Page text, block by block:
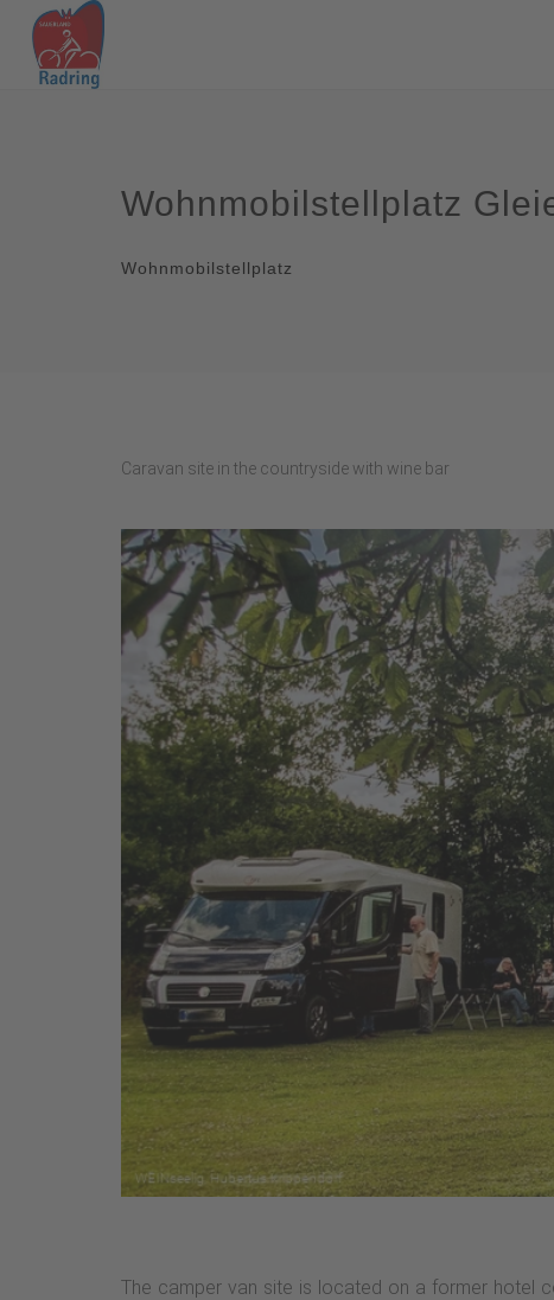
Wohnmobilstellplatz
Wohnmobilstellplatz
Caravan site in the countryside with wine bar
The camper van site is located on a former hotel